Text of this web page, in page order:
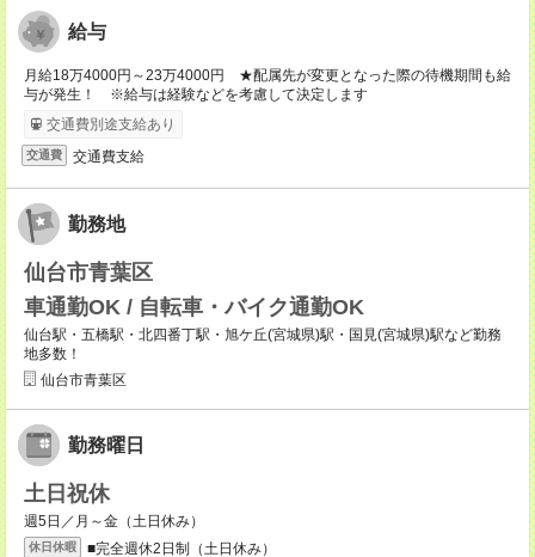
給与
月給18万4000円～23万4000円 ★配属先が変更となった際の待機期間も給
与が発生！ ※給与は経験などを考慮して決定します
交通費別途支給あり
交通費 交通費支給
勤務地
仙台市青葉区
車通勤OK / 自転車・バイク通勤OK
仙台駅・五橋駅・北四番丁駅・旭ケ丘(宮城県)駅・国見(宮城県)駅など勤務
地多数！
仙台市青葉区
勤務曜日
土日祝休
週5日／月～金（土日休み）
休日休暇
■完全週休2日制（土日休み）